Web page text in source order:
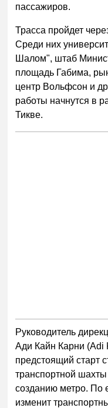
пассажиров.
Трасса пройдет
Среди них
Шалом", штаб
площадь Габима,
центр Вольфсон и
работы начнутся в
Тикве.
Руководитель
Ади Кайн Карни (Adi
предстоящий старт
транспортной
созданию метро. По
изменит